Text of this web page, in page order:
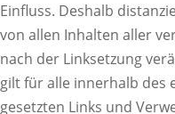
Einfluss. Deshalb
von allen Inhalten aller
nach der Linksetzung
gilt für alle innerhalb des
gesetzten Links und